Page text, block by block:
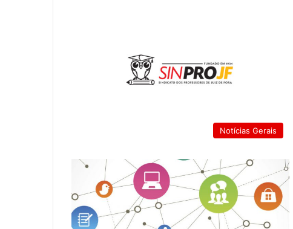
Notícias Gerais